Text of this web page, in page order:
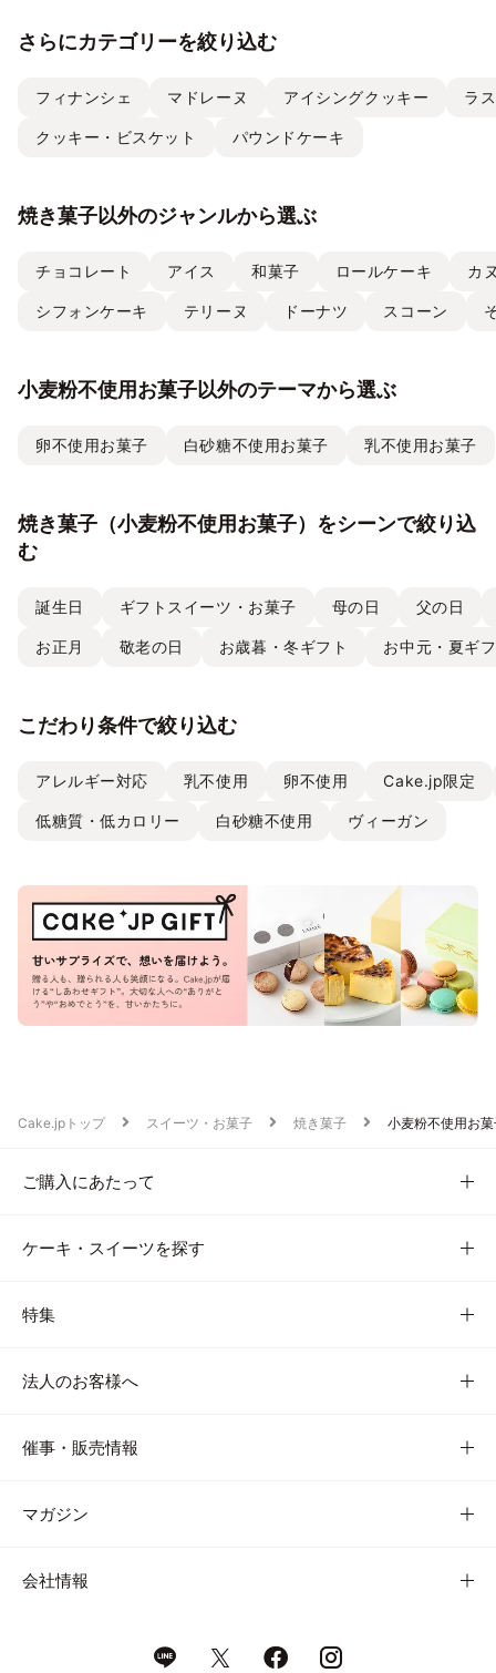
さらにカテゴリーを絞り込む
フィナンシェ マドレーヌ アイシングクッキー ラ
クッキー・ビスケット パウンドケーキ
焼き菓子以外のジャンルから選ぶ
チョコレート アイス 和菓子 ロールケーキ カ
シフォンケーキ テリーヌ ドーナツ スコーン
小麦粉不使用お菓子以外のテーマから選ぶ
卵不使用お菓子 白砂糖不使用お菓子 乳不使用お菓子
焼き菓子（小麦粉不使用お菓子）をシーンで絞り込
む
誕生日 ギフトスイーツ・お菓子 母の日 父の日
お正月 敬老の日 お歳暮・冬ギフト お中元・夏ギ
こだわり条件で絞り込む
アレルギー対応 乳不使用 卵不使用 Cake.jp限定
低糖質・低カロリー 白砂糖不使用 ヴィーガン
Cake.jpトップ スイーツ・お菓子 焼き菓子 小麦粉不使用お
ご購入にあたって
ケーキ・スイーツを探す
特集
法人のお客様へ
催事・販売情報
マガジン
会社情報